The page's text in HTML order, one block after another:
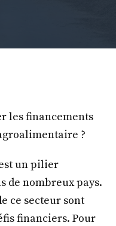
les financements
?
un pilier
de nombreux pays.
ce secteur sont
financiers. Pour